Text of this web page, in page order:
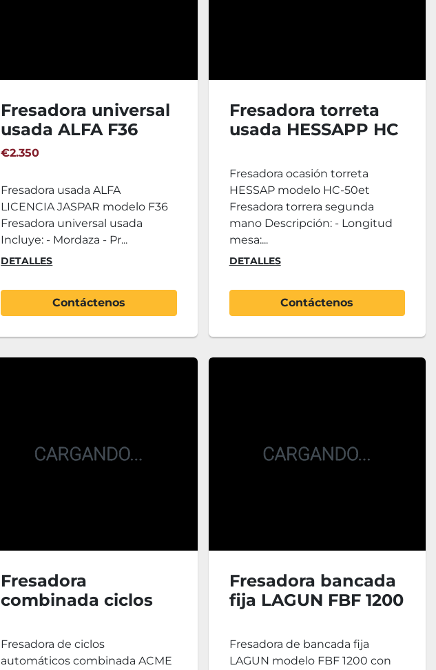
Fresadora universal
usada ALFA F36
€2.350
Fresadora usada ALFA
LICENCIA JASPAR modelo F36
Fresadora universal usada
Incluye: - Mordaza - Pr...
DETALLES
Contáctenos
Fresadora torreta
usada HESSAPP HC
Fresadora ocasión torreta
HESSAP modelo HC-50et
Fresadora torrera segunda
mano Descripción: - Longitud
mesa:...
DETALLES
Contáctenos
Fresadora
combinada ciclos
Fresadora de ciclos
automáticos combinada ACME
Fresadora bancada
fija LAGUN FBF 1200
Fresadora de bancada fija
LAGUN modelo FBF 1200 con